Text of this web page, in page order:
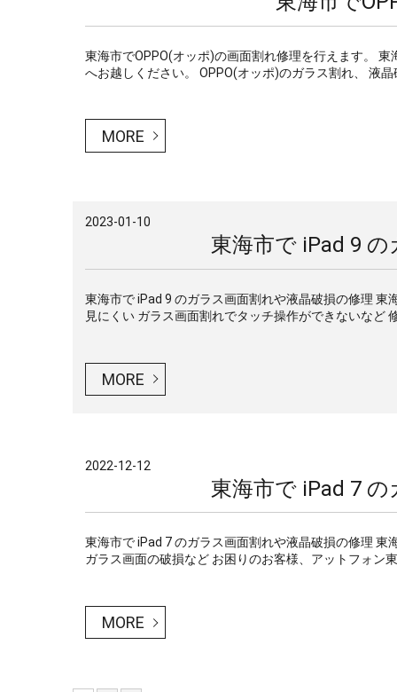
東海市でOPPO(オッポ)の画面割れ修理を行えます。
へお越しください。 OPPO(オッポ)のガラス割れ、 液
MORE
2023-01-10
東海市で iPad 9
東海市で iPad 9 のガラス画面割れや液晶破損の修理
見にくい ガラス画面割れでタッチ操作ができないなど
MORE
2022-12-12
東海市で iPad 7
東海市で iPad 7 のガラス画面割れや液晶破損の修理
ガラス画面の破損など お困りのお客様、アットフォン
MORE